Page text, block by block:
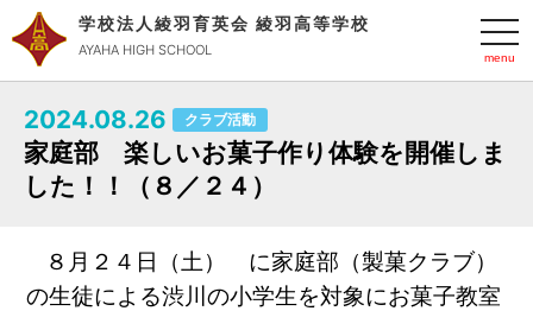
t
o
g
g
a
v
n
学校法人綾羽育英会 綾羽高等学校
AYAHA HIGH SCHOOL
2024.08.26 クラブ活動
家庭部 楽しいお菓子作り体験を開催しま
した！！（８／２４）
８月２４日（土） に家庭部（製菓クラブ）
の生徒による渋川の小学生を対象にお菓子教室